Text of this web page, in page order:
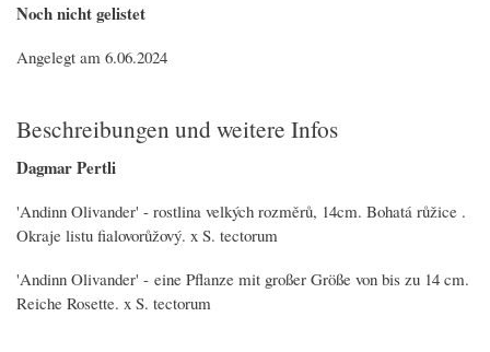
Noch nicht gelistet
Angelegt am 6.06.2024
Beschreibungen und weitere Infos
Dagmar Pertli
'Andinn Olivander' - rostlina velkých rozměrů, 14cm. Bohatá růžice .
Okraje listu fialovorůžový. x S. tectorum
'Andinn Olivander' - eine Pflanze mit großer Größe von bis zu 14 cm.
Reiche Rosette. x S. tectorum